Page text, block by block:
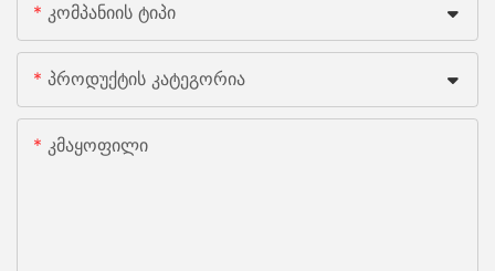
Კომპანიის Ტიპი
Პროდუქტის Კატეგორია
Კმაყოფილი